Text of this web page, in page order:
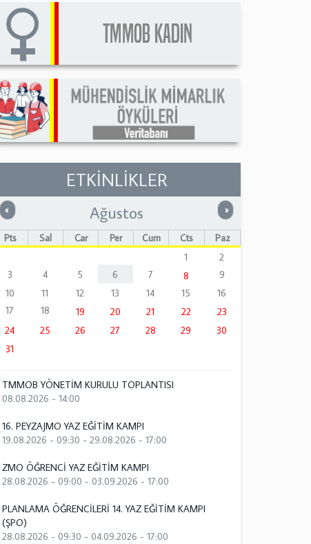
ETKİNLİKLER
« Önceki »Sonraki
Ağustos
Pts Sal Çar Per Cum Cts
Paz
1
2
3
4 5 6 7 8
9
10
11 12 13 14 15
16
17
18 19 20 21 22
23
24
25 26 27 28 29
30
31
TMMOB YÖNETİM KURULU TOPLANTISI
08.08.2026 - 14:00
16. PEYZAJMO YAZ EĞİTİM KAMPI
19.08.2026 - 09:30 -29.08.2026 - 17:00
ZMO ÖĞRENCİ YAZ EĞİTİM KAMPI
28.08.2026 - 09:00 -03.09.2026 - 17:00
PLANLAMA ÖĞRENCİLERİ 14. YAZ EĞİTİM KAMPI
(ŞPO)
28.08.2026 - 09:30 -04.09.2026 - 17:00